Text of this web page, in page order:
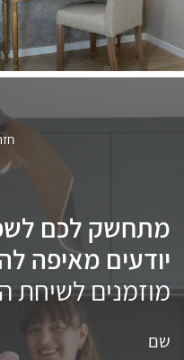
מתחשק לכם
יודעים מאיפה
מוזמנים לשיחת